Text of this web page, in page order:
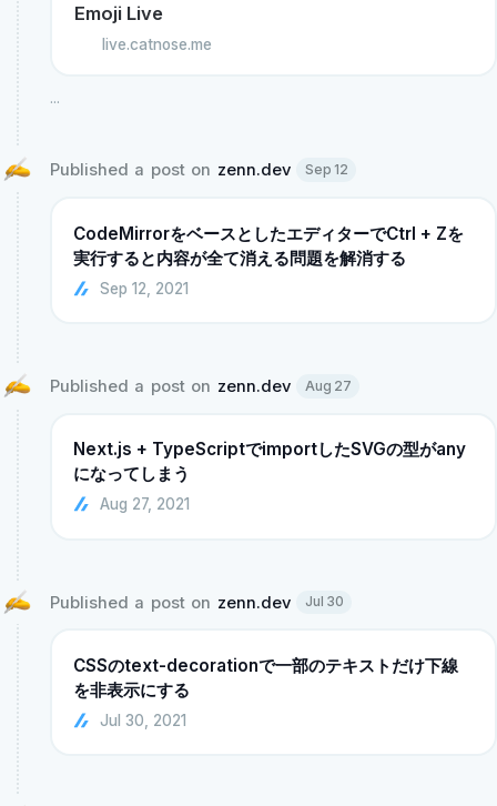
Emoji Live
live.catnose.me
...
Published a post on zenn.dev Sep 12
CodeMirrorをベースとしたエディターでCtrl + Zを
実行すると内容が全て消える問題を解消する
Sep 12, 2021
Published a post on zenn.dev Aug 27
Next.js + TypeScriptでimportしたSVGの型がany
になってしまう
Aug 27, 2021
Published a post on zenn.dev Jul 30
CSSのtext-decorationで一部のテキストだけ下線
を非表示にする
Jul 30, 2021